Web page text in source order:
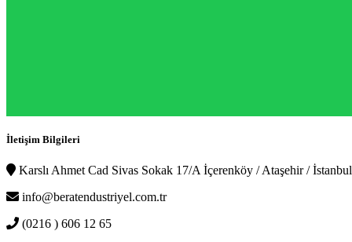
İletişim Bilgileri
Karslı Ahmet Cad Sivas Sokak 17/A İçerenköy / Ataşehir / İstanbul
info@beratendustriyel.com.tr
(0216 ) 606 12 65